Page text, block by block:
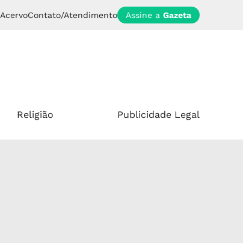
AcervoContato/Atendimento Assine a Gazeta
Religião Publicidade Legal